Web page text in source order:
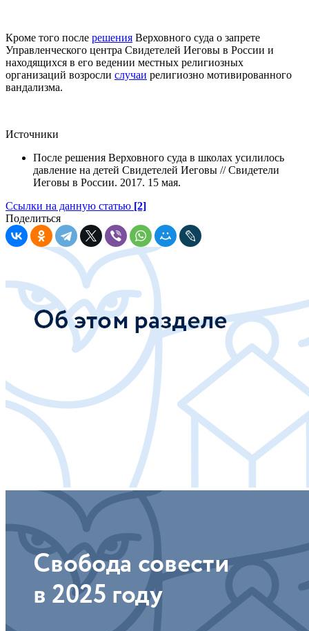
Кроме того после решения Верховного суда о запрете
Управленческого центра Свидетелей Иеговы в России и
находящихся в его ведении местных религиозных
организаций возросли случаи религиозно мотивированного
вандализма.
Источники
После решения Верховного суда в школах усилилось
давление на детей Свидетелей Иеговы // Свидетели
Иеговы в России. 2017. 15 мая.
Ссылки на данную статью [2]
Поделиться